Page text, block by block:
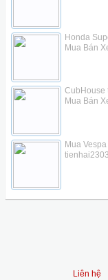
Honda
Mua Bán
CubHouse
Mua Bán
Mua
tienhai2303
Liên hệ